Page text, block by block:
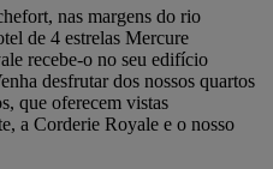
nas margens do rio
de 4 estrelas Mercure
recebe-o no seu edifício
desfrutar dos nossos quartos
que oferecem vistas
a Corderie Royale e o nosso